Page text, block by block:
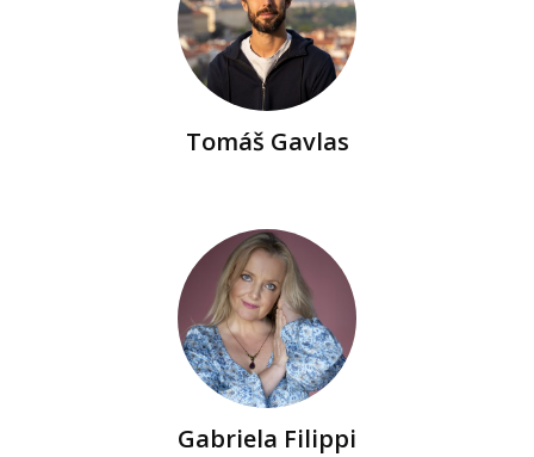
Tomáš Gavlas
Gabriela Filippi